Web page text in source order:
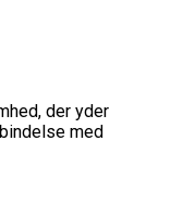
der yder
med